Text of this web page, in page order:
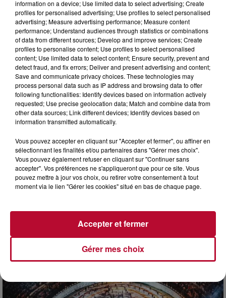
DINER CONCERT À LA MJC DE MARSEILLAN
information on a device; Use limited data to select advertising; Create
profiles for personalised advertising; Use profiles to select personalised
advertising; Measure advertising performance; Measure content
performance; Understand audiences through statistics or combinations
of data from different sources; Develop and improve services; Create
profiles to personalise content; Use profiles to select personalised
content; Use limited data to select content; Ensure security, prevent and
detect fraud, and fix errors; Deliver and present advertising and content;
Save and communicate privacy choices. These technologies may
process personal data such as IP address and browsing data to offer
following functionalities: Identify devices based on information actively
requested; Use precise geolocation data; Match and combine data from
other data sources; Link different devices; Identify devices based on
information transmitted automatically.
Vous pouvez accepter en cliquant sur "Accepter et fermer", ou affiner en
sélectionnant les finalités et/ou partenaires dans "Gérer mes choix".
Vous pouvez également refuser en cliquant sur "Continuer sans
accepter". Vos préférences ne s'appliqueront que pour ce site. Vous
pouvez mettre à jour vos choix, ou retirer votre consentement à tout
moment via le lien "Gérer les cookies" situé en bas de chaque page.
Gérer mes choix
Accepter et fermer